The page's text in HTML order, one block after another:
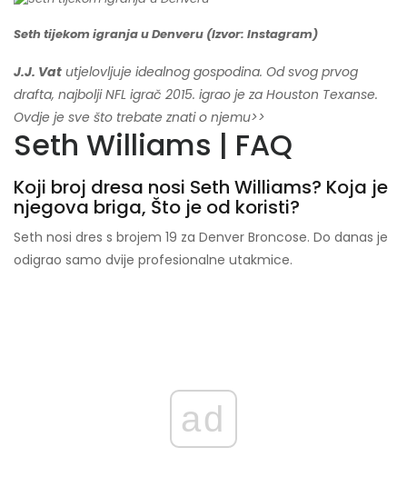
Seth tijekom igranja u Denveru (Izvor: Instagram)
J.J. Vat utjelovljuje idealnog gospodina. Od svog prvog
drafta, najbolji NFL igrač 2015. igrao je za Houston Texanse.
Ovdje je sve što trebate znati o njemu>>
Seth Williams | FAQ
Koji broj dresa nosi Seth Williams? Koja je
njegova briga, Što je od koristi?
Seth nosi dres s brojem 19 za Denver Broncose. Do danas je
odigrao samo dvije profesionalne utakmice.
ad